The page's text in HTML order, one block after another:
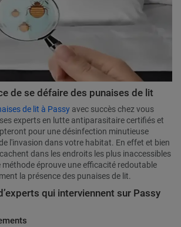
de se défaire des punaises de lit
de lit à Passy avec succès chez vous
experts en lutte antiparasitaire certifiés et
pour une désinfection minutieuse
l'invasion dans votre habitat. En effet et bien
dans les endroits les plus inaccessibles
méthode éprouve une efficacité redoutable
la présence des punaises de lit.
qui interviennent sur Passy